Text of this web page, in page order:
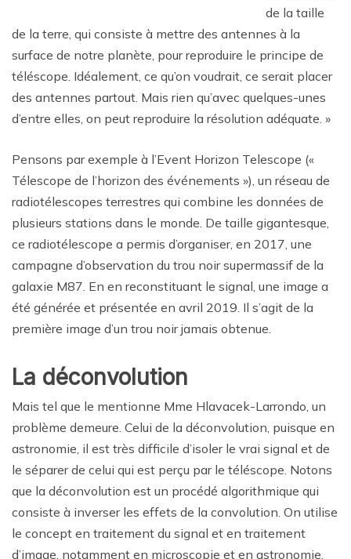
de la taille
de la terre, qui consiste à mettre des antennes à la
surface de notre planète, pour reproduire le principe de
téléscope. Idéalement, ce qu’on voudrait, ce serait placer
des antennes partout. Mais rien qu’avec quelques-unes
d’entre elles, on peut reproduire la résolution adéquate. »
Pensons par exemple à l’Event Horizon Telescope («
Télescope de l’horizon des événements »), un réseau de
radiotélescopes terrestres qui combine les données de
plusieurs stations dans le monde. De taille gigantesque,
ce radiotélescope a permis d’organiser, en 2017, une
campagne d’observation du trou noir supermassif de la
galaxie M87. En en reconstituant le signal, une image a
été générée et présentée en avril 2019. Il s’agit de la
première image d’un trou noir jamais obtenue.
La déconvolution
Mais tel que le mentionne Mme Hlavacek-Larrondo, un
problème demeure. Celui de la déconvolution, puisque en
astronomie, il est très difficile d’isoler le vrai signal et de
le séparer de celui qui est perçu par le téléscope. Notons
que la déconvolution est un procédé algorithmique qui
consiste à inverser les effets de la convolution. On utilise
le concept en traitement du signal et en traitement
d’image, notamment en microscopie et en astronomie.